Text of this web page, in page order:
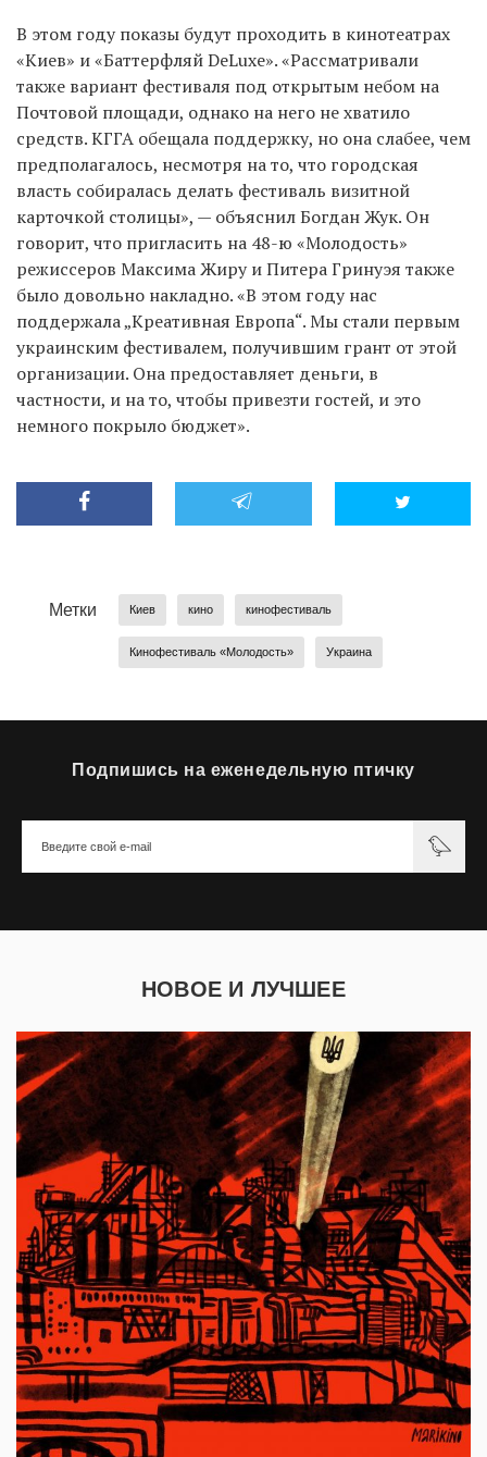
В этом году показы будут проходить в кинотеатрах
«Киев» и «Баттерфляй DeLuxe». «Рассматривали
также вариант фестиваля под открытым небом на
Почтовой площади, однако на него не хватило
средств. КГГА обещала поддержку, но она слабее, чем
предполагалось, несмотря на то, что городская
власть собиралась делать фестиваль визитной
карточкой столицы», — объяснил Богдан Жук. Он
говорит, что пригласить на 48-ю «Молодость»
режиссеров Максима Жиру и Питера Гринуэя также
было довольно накладно. «В этом году нас
поддержала „Креативная Европа“. Мы стали первым
украинским фестивалем, получившим грант от этой
организации. Она предоставляет деньги, в
частности, и на то, чтобы привезти гостей, и это
немного покрыло бюджет».
Метки Киев кино кинофестиваль
Кинофестиваль «Молодость» Украина
Подпишись на еженедельную птичку
НОВОЕ И ЛУЧШЕЕ